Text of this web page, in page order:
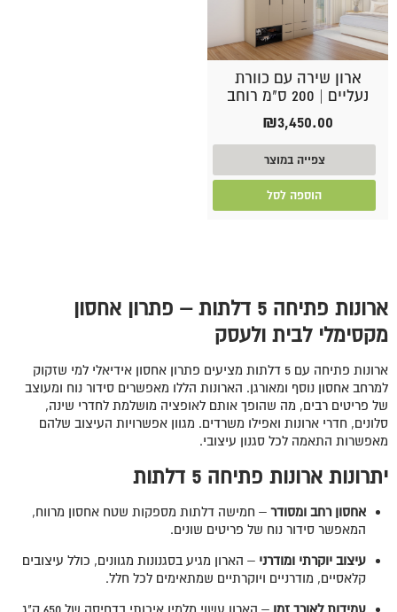
ארון שירה עם כוורת
נעליים | 200 ס"מ רוחב
₪3,450.00
צפייה במוצר
הוספה לסל
ארונות פתיחה 5 דלתות – פתרון אחסון
מקסימלי לבית ולעסק
ארונות פתיחה עם 5 דלתות מציעים פתרון אחסון אידיאלי למי שזקוק
למרחב אחסון נוסף ומאורגן. הארונות הללו מאפשרים סידור נוח ומעוצב
של פריטים רבים, מה שהופך אותם לאופציה מושלמת לחדרי שינה,
סלונים, חדרי ארונות ואפילו משרדים. מגוון אפשרויות העיצוב שלהם
מאפשרות התאמה לכל סגנון עיצובי.
יתרונות ארונות פתיחה 5 דלתות
אחסון רחב ומסודר – חמישה דלתות מספקות שטח אחסון מרווח,
המאפשר סידור נוח של פריטים שונים.
עיצוב יוקרתי ומודרני – הארון מגיע בסגנונות מגוונים, כולל עיצובים
קלאסיים, מודרניים ויוקרתיים שמתאימים לכל חלל.
עמידות לאורך זמן
– הארון עשוי מלמין איכותי בדחיסה של 650 ק"ג